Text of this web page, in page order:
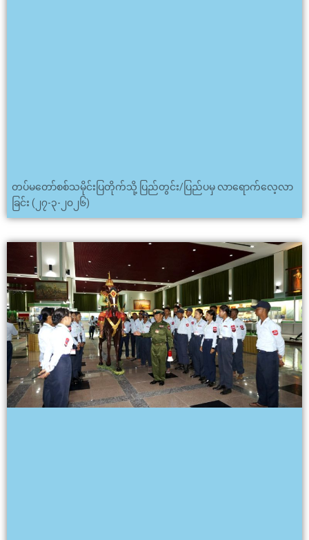
တပ်မတော်စစ်သမိုင်းပြတိုက်သို့ ပြည်တွင်း/ပြည်ပမှ လာရောက်လေ့လာ
ခြင်း (၂၇-၃-၂၀၂၆)